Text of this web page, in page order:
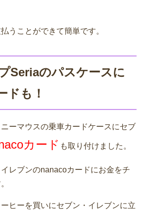
うことができて簡単です。
Seriaのパスケースに
ドも！
ーマウスの乗車カードケースにセブ
カード も取り付けました。
レブンのnanacoカードにお金をチ
ヒーを買いにセブン・イレブンに立